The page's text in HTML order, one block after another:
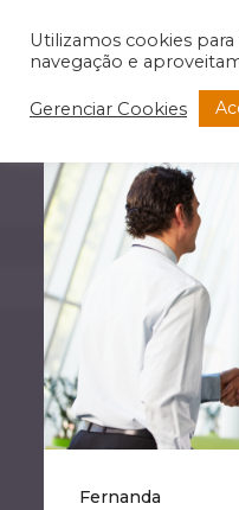
Fernanda
Utilizamos cookies
navegação e
Gerenciar Cookies